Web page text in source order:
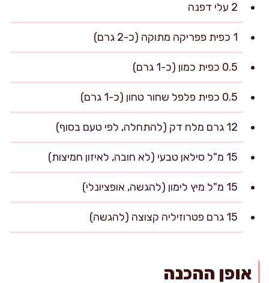
2 עלי דפנה
1 כפית פפריקה מתוקה (כ-2 גרם)
0.5 כפית כמון (כ-1 גרם)
0.5 כפית פלפל שחור טחון (כ-1 גרם)
12 גרם מלח דק (להתחלה, לפי טעם בסוף)
15 מ"ל סילאן טבעי (לא חובה, לאיזון חמיצות)
15 מ"ל מיץ לימון (להגשה, אופציונלי)
15 גרם פטרוזיליה קצוצה (להגשה)
אופן ההכנה